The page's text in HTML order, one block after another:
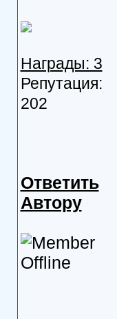
Награды: 3
Репутация:
202
Ответить
Автору